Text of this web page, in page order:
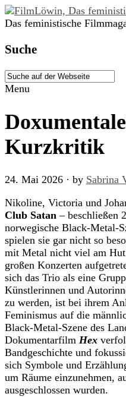
Das feministische
Suche
Menu
Kurzkritik
24. Mai 2026 · by Sabrina
Nikoline, Victoria und
Club Satan – beschließen
norwegische Black-Metal-
spielen sie gar nicht so
mit Metal nicht viel am
großen Konzerten
sich das Trio als eine
Künstlerinnen und
zu werden, ist bei ihrem
Feminismus auf die
Black-Metal-Szene des
Dokumentarfilm Hex
Bandgeschichte und
sich Symbole und
um Räume einzunehmen,
ausgeschlossen wurden.